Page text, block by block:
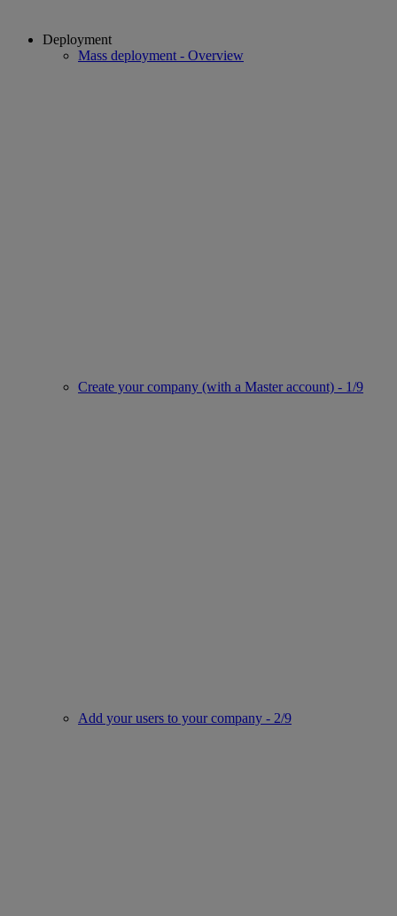
Deployment
Mass deployment - Overview
Create your company (with a Master account) - 1/9
Add your users to your company - 2/9